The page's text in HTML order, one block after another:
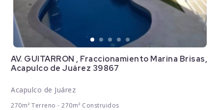
AV. GUITARRON , Fraccionamiento Marina Brisas,
Acapulco de Juárez 39867
Acapulco de Juárez
270m² Terreno - 270m² Construidos